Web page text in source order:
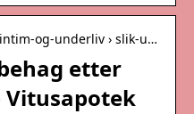
og-underliv › slik-u…
etter